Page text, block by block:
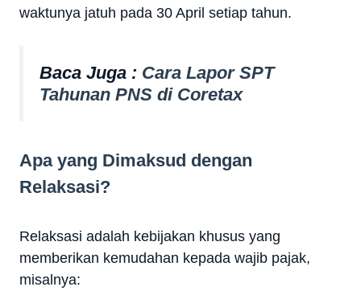
waktunya jatuh pada 30 April setiap tahun.
Baca Juga : Cara Lapor SPT
Tahunan PNS di Coretax
Apa yang Dimaksud dengan
Relaksasi?
Relaksasi adalah kebijakan khusus yang
memberikan kemudahan kepada wajib pajak,
misalnya: